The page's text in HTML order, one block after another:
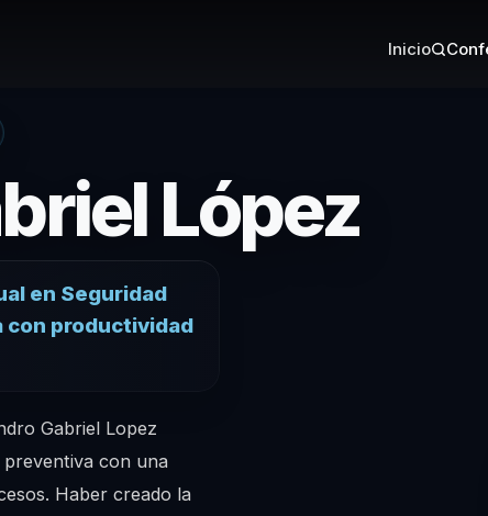
Inicio
López–
en Seguridad
con productividad
Gabriel Lopez
con una
Haber creado la